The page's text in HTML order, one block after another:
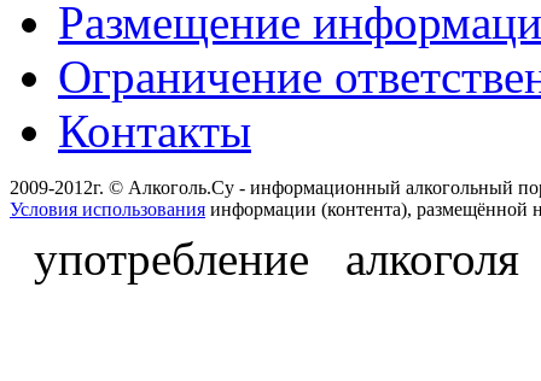
Размещение
Ограничение
Контакты
2009-2012г. © Алкоголь.Су - информационный алкогольный
Условия использования информации (контента), размещённой
употребление